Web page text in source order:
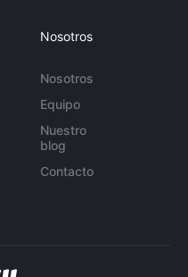
Nosotros
Nosotros
Equipo
Nuestro
blog
Contacto